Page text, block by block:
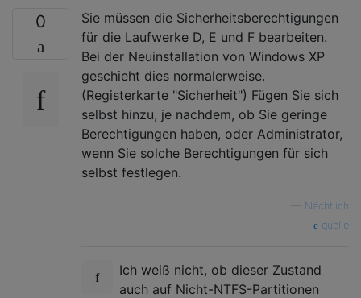
0
Sie müssen die Sicherheitsberechtigungen
für die Laufwerke D, E und F bearbeiten.
Bei der Neuinstallation von Windows XP
geschieht dies normalerweise.
(Registerkarte "Sicherheit") Fügen Sie sich
selbst hinzu, je nachdem, ob Sie geringe
Berechtigungen haben, oder Administrator,
wenn Sie solche Berechtigungen für sich
selbst festlegen.
Nächtlich
quelle
Ich weiß nicht, ob dieser Zustand
auch auf Nicht-NTFS-Partitionen